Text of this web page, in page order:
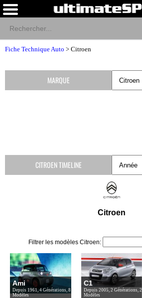
Fiche Technique Auto > Citroen
Citroen
Filtrer les modèles Citroen:
Ami
Depuis 1961, 4 Générations, 8
Modèles
C1
Depuis 2005, 2 Générations, 2
Modèles
MARQUE
CITROEN TIMELINE